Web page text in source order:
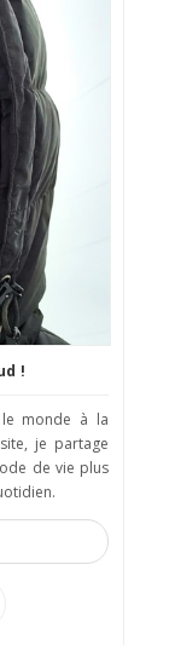
!
monde à la
je partage
de vie plus